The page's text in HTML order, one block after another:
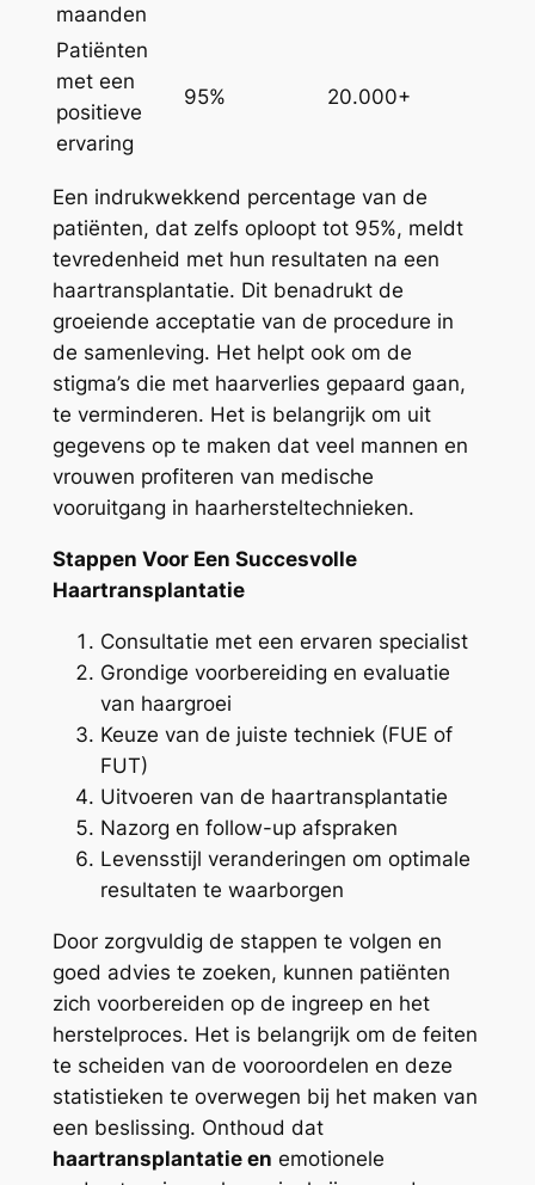
maanden
Patiënten
met een
positieve
ervaring
95% 20.000+
Een indrukwekkend percentage van de
patiënten, dat zelfs oploopt tot 95%, meldt
tevredenheid met hun resultaten na een
haartransplantatie. Dit benadrukt de
groeiende acceptatie van de procedure in
de samenleving. Het helpt ook om de
stigma’s die met haarverlies gepaard gaan,
te verminderen. Het is belangrijk om uit
gegevens op te maken dat veel mannen en
vrouwen profiteren van medische
vooruitgang in haarhersteltechnieken.
Stappen Voor Een Succesvolle
Haartransplantatie
Consultatie met een ervaren specialist
Grondige voorbereiding en evaluatie
van haargroei
Keuze van de juiste techniek (FUE of
FUT)
Uitvoeren van de haartransplantatie
Nazorg en follow-up afspraken
Levensstijl veranderingen om optimale
resultaten te waarborgen
Door zorgvuldig de stappen te volgen en
goed advies te zoeken, kunnen patiënten
zich voorbereiden op de ingreep en het
herstelproces. Het is belangrijk om de feiten
te scheiden van de vooroordelen en deze
statistieken te overwegen bij het maken van
een beslissing. Onthoud dat
haartransplantatie en emotionele